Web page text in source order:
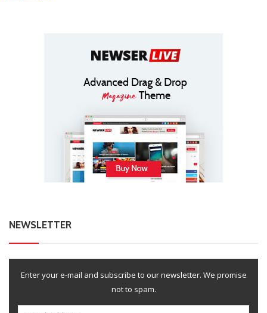
NEWSLETTER
Enter your e-mail and subscribe to our newsletter. We promise
not to spam.